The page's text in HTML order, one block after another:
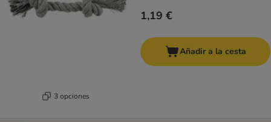
3 opciones
1,19 €
Añadir a la cesta